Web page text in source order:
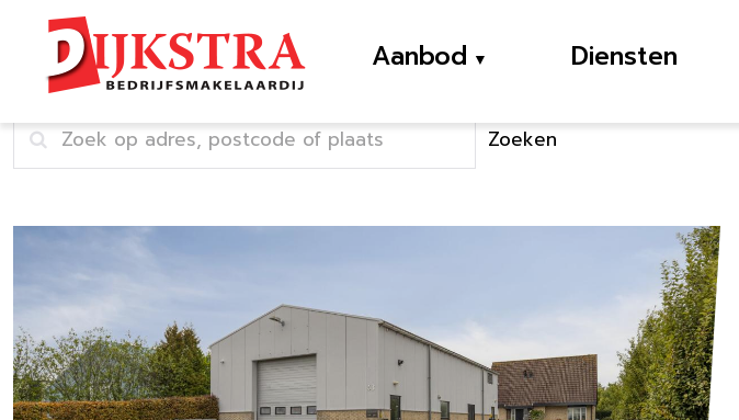
Aanbod Diensten
Home Verhuurd en verkocht
Zoeken